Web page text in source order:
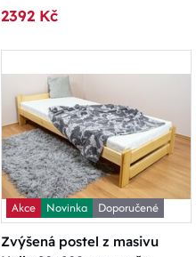
2392 Kč
Akce Novinka
Doporučené
Zvýšená postel z masivu